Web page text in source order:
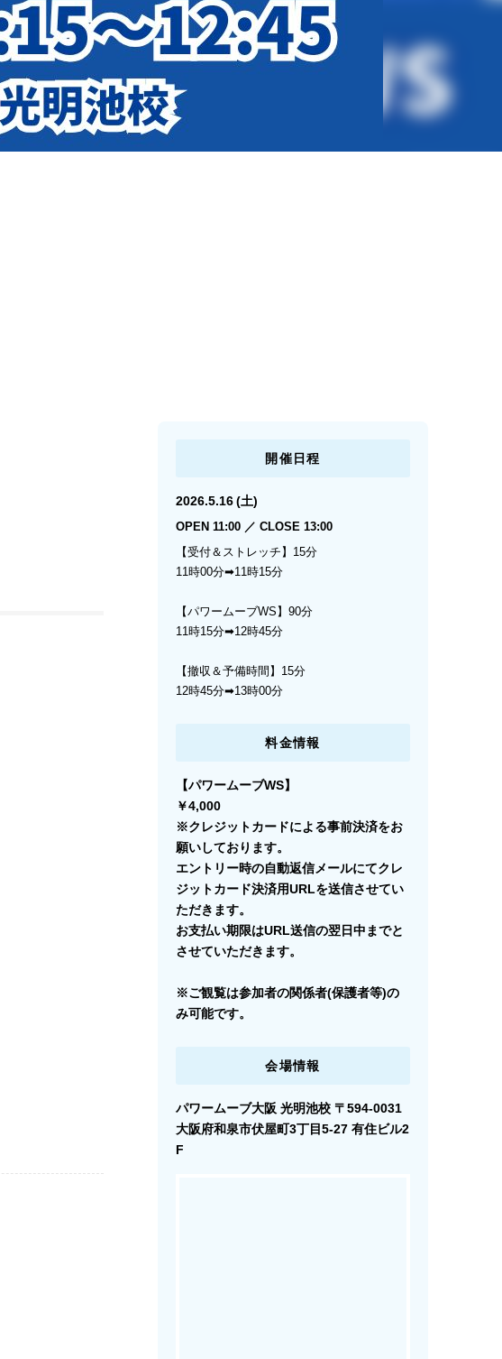
開催日程
2026.5.16 (土)
OPEN 11:00 ／ CLOSE 13:00
【受付＆ストレッチ】15分
11時00分➡︎11時15分
【パワームーブWS】90分
11時15分➡︎12時45分
【撤収＆予備時間】15分
12時45分➡︎13時00分
料金情報
【パワームーブWS】
￥4,000
※クレジットカードによる事前決済をお
願いしております。
エントリー時の自動返信メールにてクレ
ジットカード決済用URLを送信させてい
ただきます。
お支払い期限はURL送信の翌日中までと
させていただきます。
※ご観覧は参加者の関係者(保護者等)の
み可能です。
会場情報
パワームーブ大阪 光明池校 〒594-0031
大阪府和泉市伏屋町3丁目5-27 有住ビル2
F